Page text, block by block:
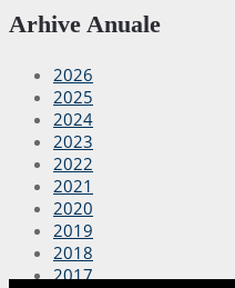
Arhive Anuale
2026
2025
2024
2023
2022
2021
2020
2019
2018
2017